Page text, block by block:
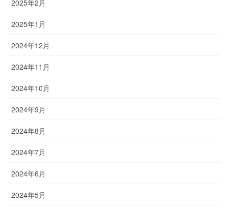
2025年2月
2025年1月
2024年12月
2024年11月
2024年10月
2024年9月
2024年8月
2024年7月
2024年6月
2024年5月